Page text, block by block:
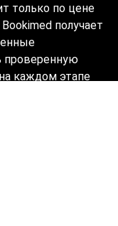
только по цене
получает
проверенную
каждом этапе